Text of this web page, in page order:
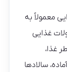
معمولاً به
غذایی
غذا،
سالادها